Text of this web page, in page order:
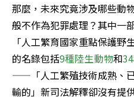
那麼，未來究竟涉及哪些動
般不作為犯罪處理？其中一
「人工繁育國家重點保護
的名錄包括9種陸生動物和
——「人工繁殖技術成熟、
輸的」新司法解釋卻沒有提